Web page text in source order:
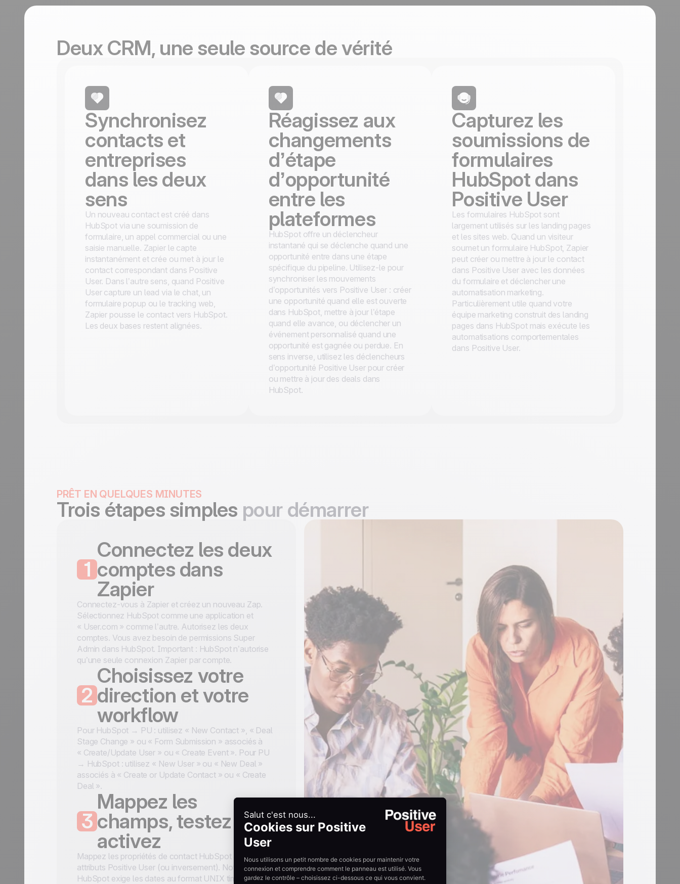
En savoir plus
Tourisme
Deux CRM, une seule source de vérité
Synchronisez
contacts et
entreprises
dans les deux
sens
Un nouveau contact est créé dans
HubSpot via une soumission de
formulaire, un appel commercial ou une
saisie manuelle. Zapier le capte
instantanément et crée ou met à jour le
contact correspondant dans Positive
User. Dans l’autre sens, quand Positive
User capture un lead via le chat, un
formulaire popup ou le tracking web,
Zapier pousse le contact vers HubSpot.
Les deux bases restent alignées.
Réagissez aux
changements
d’étape
d’opportunité
entre les
plateformes
HubSpot offre un déclencheur
instantané qui se déclenche quand une
opportunité entre dans une étape
spécifique du pipeline. Utilisez-le pour
synchroniser les mouvements
d’opportunités vers Positive User : créer
une opportunité quand elle est ouverte
dans HubSpot, mettre à jour l’étape
quand elle avance, ou déclencher un
événement personnalisé quand une
opportunité est gagnée ou perdue. En
sens inverse, utilisez les déclencheurs
d’opportunité Positive User pour créer
ou mettre à jour des deals dans
HubSpot.
Capturez les
soumissions de
formulaires
HubSpot dans
Positive User
Les formulaires HubSpot sont
largement utilisés sur les landing pages
et les sites web. Quand un visiteur
soumet un formulaire HubSpot, Zapier
peut créer ou mettre à jour le contact
dans Positive User avec les données
du formulaire et déclencher une
automatisation marketing.
Particulièrement utile quand votre
équipe marketing construit des landing
pages dans HubSpot mais exécute les
automatisations comportementales
dans Positive User.
PRÊT EN QUELQUES MINUTES
Trois étapes simples pour démarrer
1
Connectez les deux
comptes dans
Zapier
Connectez-vous à Zapier et créez un nouveau Zap.
Sélectionnez HubSpot comme une application et
« User.com » comme l’autre. Autorisez les deux
comptes. Vous avez besoin de permissions Super
Admin dans HubSpot. Important : HubSpot n’autorise
qu’une seule connexion Zapier par compte.
2
Choisissez votre
direction et votre
workflow
Pour HubSpot → PU : utilisez « New Contact », « Deal
Stage Change » ou « Form Submission » associés à
« Create/Update User » ou « Create Event ». Pour PU
→ HubSpot : utilisez « New User » ou « New Deal »
associés à « Create or Update Contact » ou « Create
Deal ».
3
Mappez les
champs, testez et
activez
Mappez les propriétés de contact HubSpot aux
attributs Positive User (ou inversement). Notez que
HubSpot exige les dates au format UNIX timestamp.